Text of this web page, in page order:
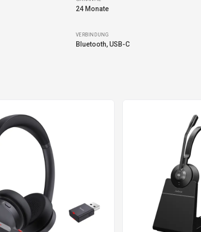
24 Monate
VERBINDUNG
Bluetooth, USB-C